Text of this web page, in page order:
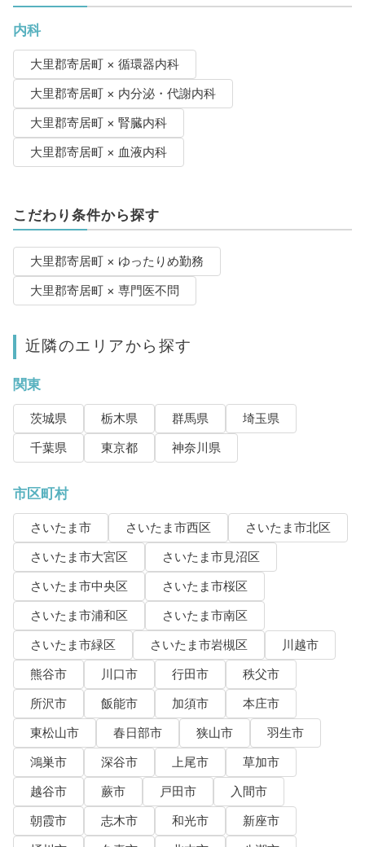
内科
大里郡寄居町 × 循環器内科
大里郡寄居町 × 内分泌・代謝内科
大里郡寄居町 × 腎臓内科
大里郡寄居町 × 血液内科
こだわり条件から探す
大里郡寄居町 × ゆったりめ勤務
大里郡寄居町 × 専門医不問
近隣のエリアから探す
関東
茨城県 栃木県 群馬県
埼玉県
千葉県
東京都 神奈川県
市区町村
さいたま市 さいたま市西区
さいたま市北区
さいたま市大宮区
さいたま市見沼区
さいたま市中央区
さいたま市桜区
さいたま市浦和区
さいたま市南区
さいたま市緑区
さいたま市岩槻区
川越市
熊谷市
川口市 行田市
秩父市
所沢市
飯能市 加須市
本庄市
東松山市
春日部市 狭山市
羽生市
鴻巣市
深谷市 上尾市
草加市
越谷市
蕨市 戸田市
入間市
朝霞市
志木市 和光市
新座市